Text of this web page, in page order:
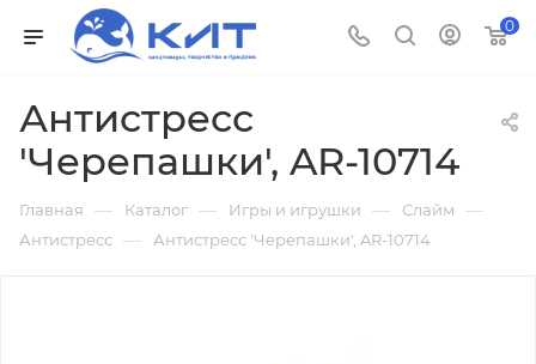
0
Антистресс
'Черепашки', AR-10714
Главная — Каталог — Игры и игрушки — Слайм —
Антистресс — Антистресс 'Черепашки', AR-10714